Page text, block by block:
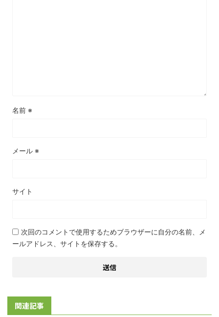
名前 ※
メール ※
サイト
次回のコメントで使用するためブラウザーに自分の名前、メ
ールアドレス、サイトを保存する。
関連記事